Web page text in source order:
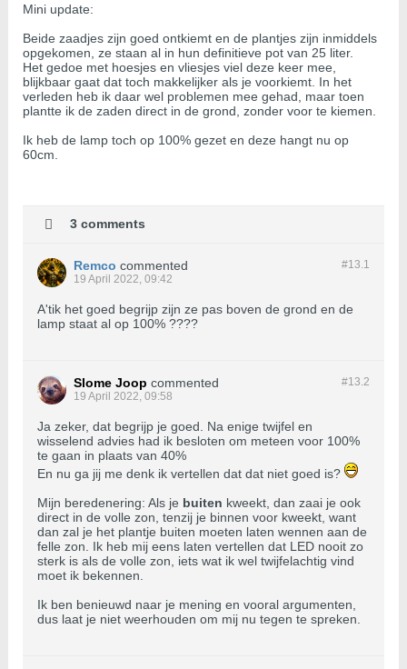
Mini update:
Beide zaadjes zijn goed ontkiemt en de plantjes zijn inmiddels
opgekomen, ze staan al in hun definitieve pot van 25 liter.
Het gedoe met hoesjes en vliesjes viel deze keer mee,
blijkbaar gaat dat toch makkelijker als je voorkiemt. In het
verleden heb ik daar wel problemen mee gehad, maar toen
plantte ik de zaden direct in de grond, zonder voor te kiemen.
Ik heb de lamp toch op 100% gezet en deze hangt nu op
60cm.
3 comments
#13.1
Remco commented
19 April 2022, 09:42
A'tik het goed begrijp zijn ze pas boven de grond en de
lamp staat al op 100% ????
#13.2
Slome Joop commented
19 April 2022, 09:58
Ja zeker, dat begrijp je goed. Na enige twijfel en
wisselend advies had ik besloten om meteen voor 100%
te gaan in plaats van 40%
En nu ga jij me denk ik vertellen dat dat niet goed is?
Mijn beredenering: Als je buiten kweekt, dan zaai je ook
direct in de volle zon, tenzij je binnen voor kweekt, want
dan zal je het plantje buiten moeten laten wennen aan de
felle zon. Ik heb mij eens laten vertellen dat LED nooit zo
sterk is als de volle zon, iets wat ik wel twijfelachtig vind
moet ik bekennen.
Ik ben benieuwd naar je mening en vooral argumenten,
dus laat je niet weerhouden om mij nu tegen te spreken.